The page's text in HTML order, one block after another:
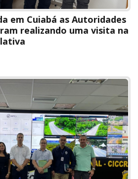
em Cuiabá as Autoridades
realizando uma visita na